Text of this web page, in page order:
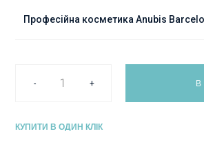
Професійна косметика Anubis
- + В
КУПИТИ В ОДИН КЛІК